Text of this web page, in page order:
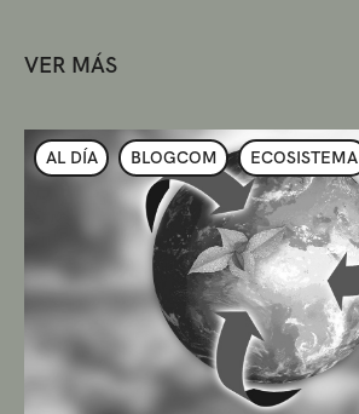
VER MÁS
AL DÍA BLOGCOM ECOSISTEMA